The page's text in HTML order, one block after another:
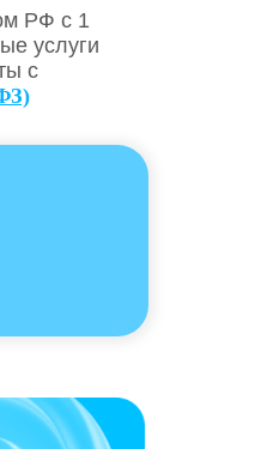
РФ c 1
услуги
с